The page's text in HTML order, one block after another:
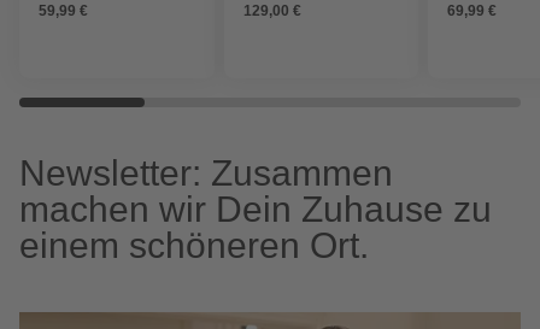
59,99 € 129,00 € 69,99 €
Newsletter: Zusammen
machen wir Dein Zuhause zu
einem schöneren Ort.